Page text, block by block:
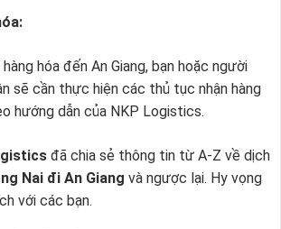
hàng hóa đến An Giang, bạn hoặc người
sẽ cần thực hiện các thủ tục nhận hàng
hướng dẫn của NKP Logistics.
đã chia sẻ thông tin từ A-Z về dịch
Nai đi An Giang và ngược lại. Hy vọng
với các bạn.